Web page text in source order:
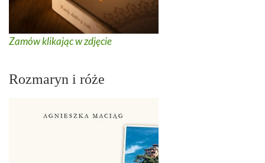
Zamów klikając w zdjęcie
Rozmaryn i róże